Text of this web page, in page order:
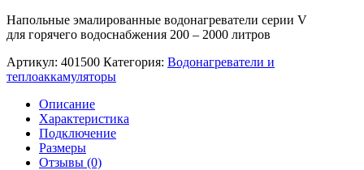
Напольные эмалированные водонагреватели серии V
для горячего водоснабжения 200 – 2000 литров
Артикул: 401500 Категория: Водонагреватели и
теплоаккамуляторы
Описание
Характеристика
Подключение
Размеры
Отзывы (0)